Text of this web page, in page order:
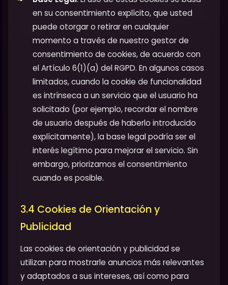
en su consentimiento explícito, que usted
puede otorgar o retirar en cualquier
momento a través de nuestro gestor de
consentimiento de cookies, de acuerdo con
el Artículo 6(1)(a) del RGPD. En algunos casos
limitados, cuando la cookie de funcionalidad
es intrínseca a un servicio que el usuario ha
solicitado (por ejemplo, recordar el nombre
de usuario después de haberlo introducido
explícitamente), la base legal podría ser el
interés legítimo para mejorar el servicio. Sin
embargo, priorizamos el consentimiento
cuando es posible.
3.4 Cookies de Orientación y
Publicidad
Las cookies de orientación y publicidad se
utilizan para mostrarle anuncios más relevantes
y adaptados a sus intereses, así como para